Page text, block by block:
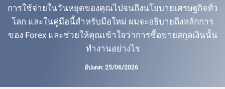
การใช้จ่ายในวันหยุดของคุณไปจนถึงนโยบายเศรษฐกิจทั่ว
โลก และในคู่มือนี้สำหรับมือใหม่ ผมจะอธิบายถึงหลักการ
ของ Forex และช่วยให้คุณเข้าใจว่าการซื้อขายสกุลเงินนั้น
ทำงานอย่างไร
อัปเดต: 25/06/2026